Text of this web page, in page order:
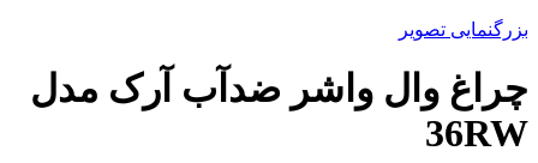
بزرگنمایی تصویر
چراغ وال واشر ضدآب آرک مدل
36RW